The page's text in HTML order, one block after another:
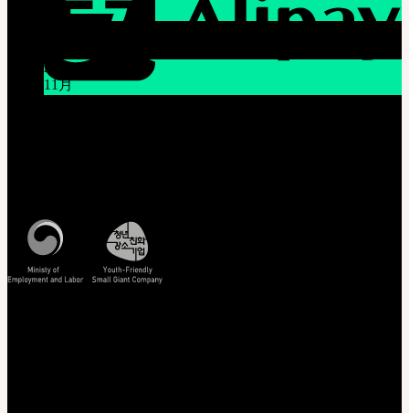
12月
26
11月